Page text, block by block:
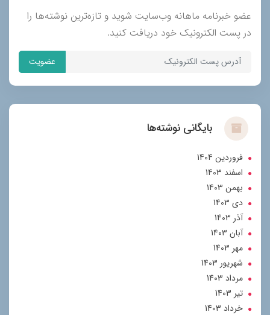
عضو خبرنامه ماهانه وب‌سایت شوید و تازه‌ترین نوشته‌ها را
در پست الکترونیک خود دریافت کنید.
عضویت
بایگانی نوشته‌ها
فروردین 1404
اسفند 1403
بهمن 1403
دی 1403
آذر 1403
آبان 1403
مهر 1403
شهریور 1403
مرداد 1403
تير 1403
خرداد 1403